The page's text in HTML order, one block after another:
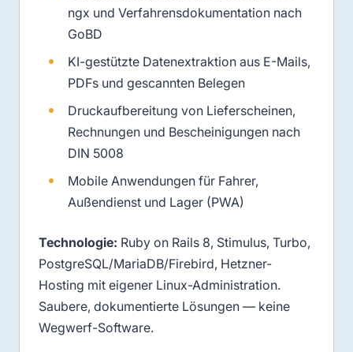
ngx und Verfahrensdokumentation nach
GoBD
KI-gestützte Datenextraktion aus E-Mails,
PDFs und gescannten Belegen
Druckaufbereitung von Lieferscheinen,
Rechnungen und Bescheinigungen nach
DIN 5008
Mobile Anwendungen für Fahrer,
Außendienst und Lager (PWA)
Technologie: Ruby on Rails 8, Stimulus, Turbo,
PostgreSQL/MariaDB/Firebird, Hetzner-
Hosting mit eigener Linux-Administration.
Saubere, dokumentierte Lösungen — keine
Wegwerf-Software.